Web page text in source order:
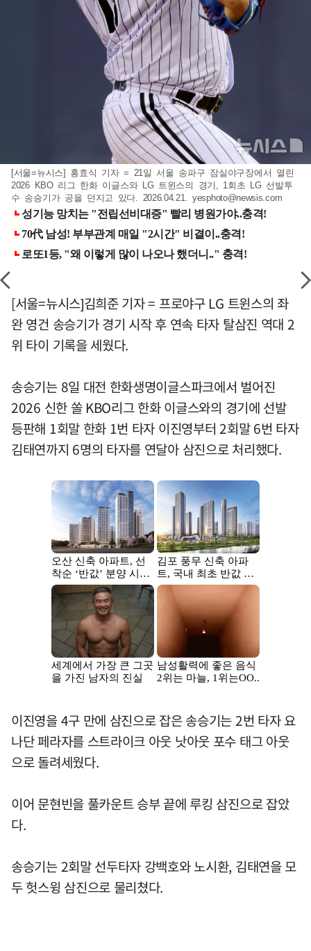
[서울=뉴시스] 홍효식 기자 = 21일 서울 송파구 잠실야구장에서 열린
2026 KBO 리그 한화 이글스와 LG 트윈스의 경기, 1회초 LG 선발투
수 송승기가 공을 던지고 있다. 2026.04.21. yesphoto@newsis.com
[서울=뉴시스]김희준 기자 = 프로야구 LG 트윈스의 좌
완 영건 송승기가 경기 시작 후 연속 타자 탈삼진 역대 2
위 타이 기록을 세웠다.
송승기는 8일 대전 한화생명이글스파크에서 벌어진
2026 신한 쏠 KBO리그 한화 이글스와의 경기에 선발
등판해 1회말 한화 1번 타자 이진영부터 2회말 6번 타자
김태연까지 6명의 타자를 연달아 삼진으로 처리했다.
이진영을 4구 만에 삼진으로 잡은 송승기는 2번 타자 요
나단 페라자를 스트라이크 아웃 낫아웃 포수 태그 아웃
으로 돌려세웠다.
이어 문현빈을 풀카운트 승부 끝에 루킹 삼진으로 잡았
다.
송승기는 2회말 선두타자 강백호와 노시환, 김태연을 모
두 헛스윙 삼진으로 물리쳤다.